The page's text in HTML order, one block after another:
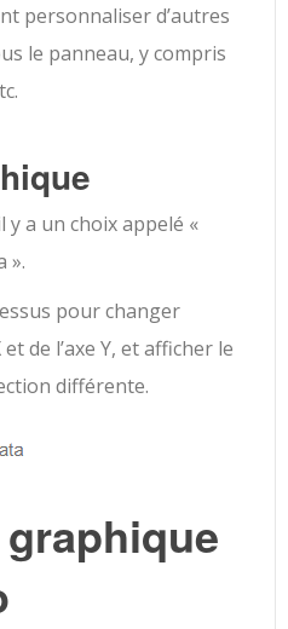
personnaliser d’autres
le panneau, y compris
y a un choix appelé «
».
pour changer
et de l’axe Y, et afficher le
différente.